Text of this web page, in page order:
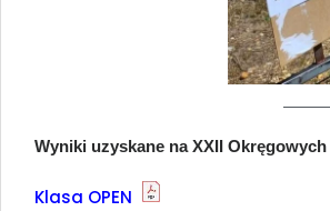
Wyniki uzyskane na XXII
Klasa OPEN